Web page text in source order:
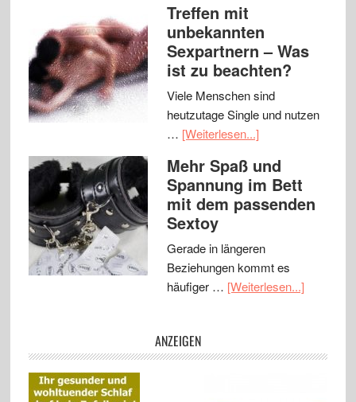
Treffen mit
unbekannten
Sexpartnern – Was
ist zu beachten?
Viele Menschen sind
heutzutage Single und nutzen
… [Weiterlesen...]
Mehr Spaß und
Spannung im Bett
mit dem passenden
Sextoy
Gerade in längeren
Beziehungen kommt es
häufiger … [Weiterlesen...]
ANZEIGEN